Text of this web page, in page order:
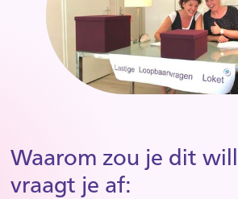
Waarom zou je dit
vraagt je af: